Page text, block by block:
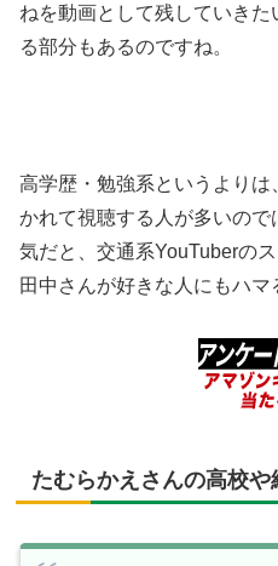
ねを動画として残していき
る部分もあるのですね。
高学歴・勉強系というより
かれて視聴する人が多いの
気だと、交通系YouTuberの
田中さんが好きな人にもハマ
たむらかえさんの高校や